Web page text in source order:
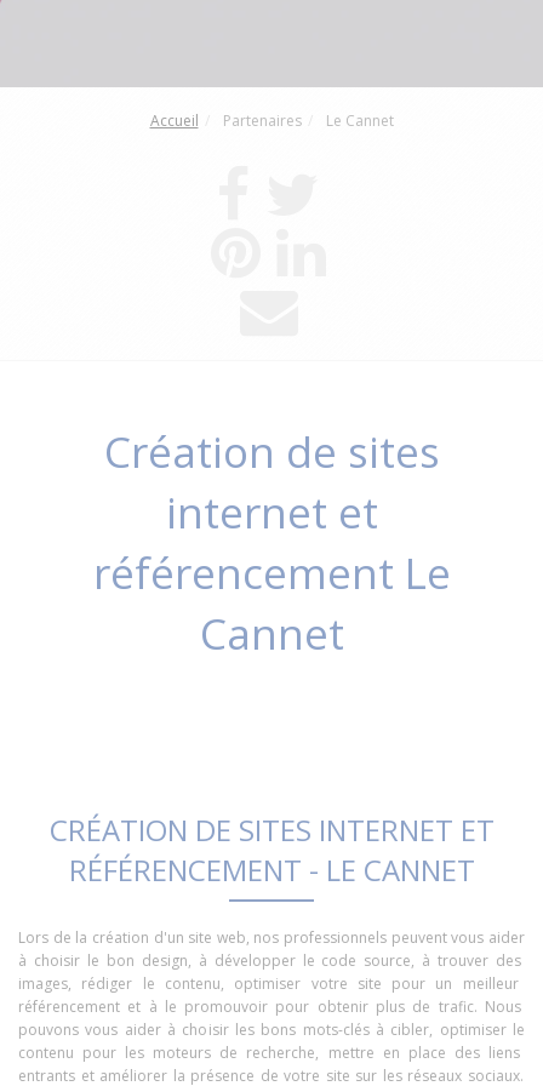
Accueil Partenaires Le Cannet
Création de sites
internet et
référencement Le
Cannet
CRÉATION DE SITES INTERNET ET
RÉFÉRENCEMENT - LE CANNET
Lors de la création d'un site web, nos professionnels peuventvous aider
à choisirle bon design, à développerle code source, à trouver des
images, rédiger le contenu, optimiser votre site pour un meilleur
référencement et à le promouvoir pour obtenirplusde trafic. Nous
pouvons vous aiderà choisirlesbons mots-clésà cibler, optimiserle
contenu pour les moteurs de recherche, mettre en place desliens
entrants et améliorer la présence de votre site sur lesréseaux sociaux.